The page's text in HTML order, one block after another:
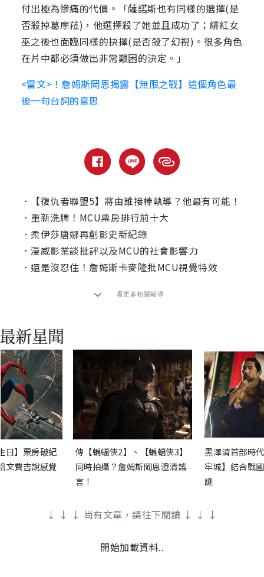
付出極為慘痛的代價。「薩諾斯也有同樣的選擇(是
否殺掉葛摩菈)，他選擇殺了她並且成功了；緋紅女
巫之後也面臨同樣的抉擇(是否殺了幻視)。很多角色
在片中都必須做出非常艱困的決定。」
<雷文>！詹姆斯岡恩揭露【無限之戰】這個角色最
後一句台詞的意思
．
【復仇者聯盟5】將由誰接棒執導？他最有可能！
． 重新洗牌！MCU票房排行前十大
． 柔伊莎唐娜再創影史新紀錄
． 漫威影業談批評以及MCU的社會影響力
． 還是沒忍住！詹姆斯卡麥隆批MCU視覺特效
看更多相關報導
日】票房破紀
文費吉說感覺
傳【蝙蝠俠2】、【蝙蝠俠3】
同時拍攝？詹姆斯岡恩澄清謠
言！
黑澤清首部時
牢城】結合戰
謎
↓ ↓ ↓ 尚有文章，請往下閱讀 ↓ ↓ ↓
開始加載資料..